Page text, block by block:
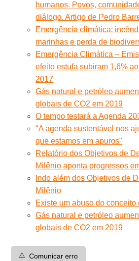
humanos. Povos,
diálogo. Artigo de Pedro
Emergência climática:
marinhas e perda de
Emergência Climática –
efeito estufa subiram 1,6%
2017
Gás natural e petróleo
globais de CO2 em 2019
O tempo testará a Agenda
"A agenda sustentável nos
que estamos em apuros"
Relatório dos Objetivos de
Milênio aponta progressos
Indo além dos Objetivos de
Milênio
Existe um abuso do
Gás natural e petróleo
globais de CO2 em 2019
⚠️ Comunicar erro